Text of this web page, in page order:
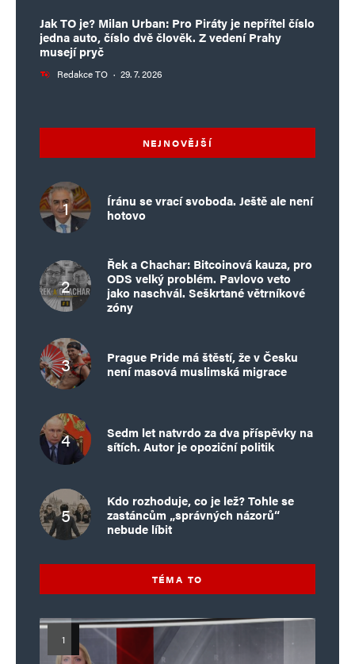
Jak TO je? Milan Urban: Pro Piráty je nepřítel číslo
jedna auto, číslo dvě člověk. Z vedení Prahy
musejí pryč
Redakce TO · 29. 7. 2026
NEJNOVĚJŠÍ
Íránu se vrací svoboda. Ještě ale není
hotovo
Řek a Chachar: Bitcoinová kauza, pro
ODS velký problém. Pavlovo veto
jako naschvál. Seškrtané větrníkové
zóny
Prague Pride má štěstí, že v Česku
není masová muslimská migrace
Sedm let natvrdo za dva příspěvky na
sítích. Autor je opoziční politik
Kdo rozhoduje, co je lež? Tohle se
zastáncům „správných názorů“
nebude líbit
TÉMA TO